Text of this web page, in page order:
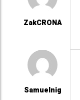
ZakCRONA
Samuelnig